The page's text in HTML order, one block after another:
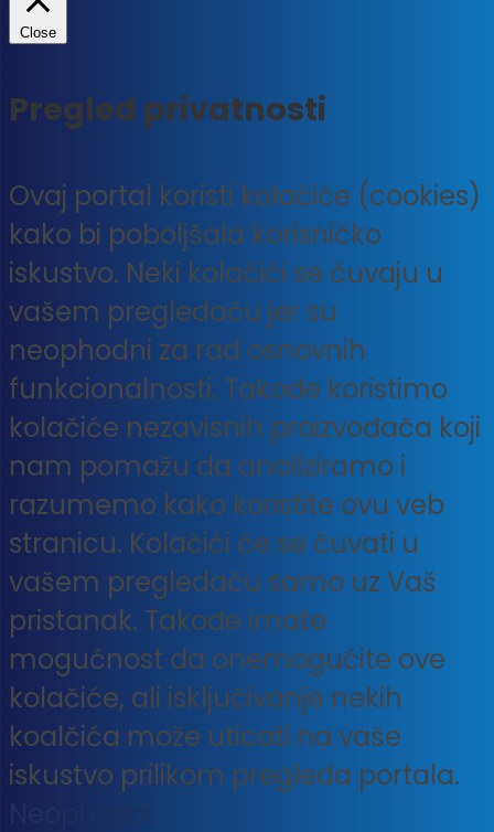
Close
Pregled privatnosti
Ovaj portal koristi kolačiće (cookies)
kako bi poboljšala korisničko
iskustvo. Neki kolačići se čuvaju u
vašem pregledaču jer su
neophodni za rad osnovnih
funkcionalnosti. Takođe koristimo
kolačiće nezavisnih proizvođača koji
nam pomažu da analiziramo i
razumemo kako koristite ovu veb
stranicu. Kolačići će se čuvati u
vašem pregledaču samo uz Vaš
pristanak. Takođe imate
mogućnost da onemogućite ove
kolačiće, ali isključivanje nekih
koalčića može uticati na vaše
iskustvo prilikom pregleda portala.